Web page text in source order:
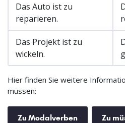
Das Auto ist zu
reparieren.
Das Projekt ist zu
wickeln.
Hier finden Sie weitere
müssen:
Zu Modalverben Zu